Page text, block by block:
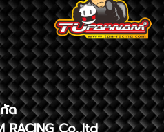
เรสซิ่ง จำกัด